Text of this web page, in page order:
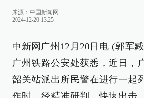
来源： 中国新闻网
2024-12-20 13:25
中新网广州12月20日电 (郭军
广州铁路公安处获悉，近日，
韶关站派出所民警在进行一起
作时，经精准研判、快速出击